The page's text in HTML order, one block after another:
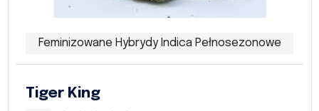
Feminizowane Hybrydy Indica Pełnosezonowe
Tiger King